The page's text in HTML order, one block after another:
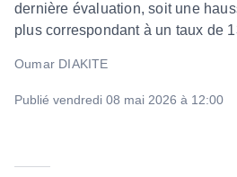
dernière évaluation, soit une
plus correspondant à un taux de
Oumar DIAKITE
Publié vendredi 08 mai 2026 à 12:00